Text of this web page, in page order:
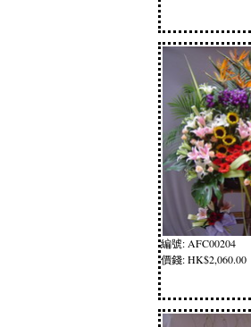
編號: AFC00204
價錢: HK$2,060.00